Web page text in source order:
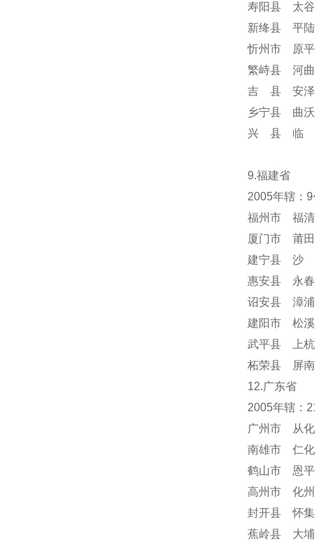
寿阳县 太
新绛县 平
忻州市 原
繁峙县 河
吉 县 安
乡宁县 曲
兴 县 临
9.福建省
2005年辖：
福州市 福
厦门市 莆
建宁县 沙
惠安县 永
诏安县 漳
建阳市 松
武平县 上
柘荣县 屏
12.广东省
2005年辖：
广州市 从
南雄市 仁
鹤山市 恩
高州市 化
封开县 怀
蕉岭县 大